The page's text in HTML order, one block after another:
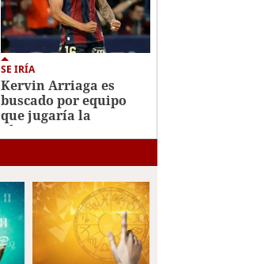
SE IRÍA
Kervin Arriaga es
buscado por equipo
que jugaría la
Champions League